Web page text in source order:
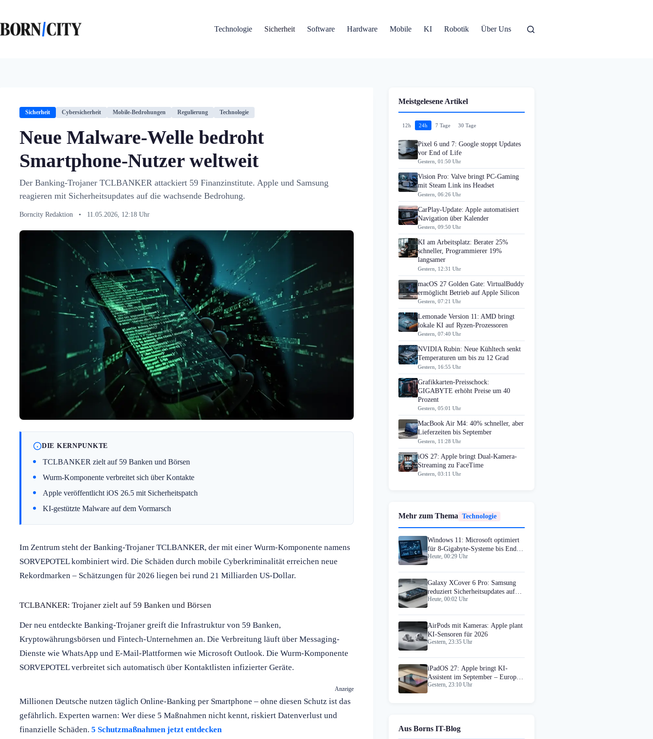
springen
Technologie
Sicherheit Software Hardware Mobile KI Robotik Über Uns
Sicherheit Cybersicherheit Mobile-Bedrohungen Regulierung Technologie
Neue Malware-Welle bedroht
Smartphone-Nutzer weltweit
Der Banking-Trojaner TCLBANKER attackiert 59 Finanzinstitute. Apple und Samsung
reagieren mit Sicherheitsupdates auf die wachsende Bedrohung.
Borncity Redaktion • 11.05.2026, 12:18 Uhr
DIE KERNPUNKTE
TCLBANKER zielt auf 59 Banken und Börsen
Wurm-Komponente verbreitet sich über Kontakte
Apple veröffentlicht iOS 26.5 mit Sicherheitspatch
KI-gestützte Malware auf dem Vormarsch
Im Zentrum steht der Banking-Trojaner TCLBANKER, der mit einer Wurm-Komponente namens
SORVEPOTEL kombiniert wird. Die Schäden durch mobile Cyberkriminalität erreichen neue
Rekordmarken – Schätzungen für 2026 liegen bei rund 21 Milliarden US-Dollar.
TCLBANKER: Trojaner zielt auf 59 Banken und Börsen
Der neu entdeckte Banking-Trojaner greift die Infrastruktur von 59 Banken,
Kryptowährungsbörsen und Fintech-Unternehmen an. Die Verbreitung läuft über Messaging-
Dienste wie WhatsApp und E-Mail-Plattformen wie Microsoft Outlook. Die Wurm-Komponente
SORVEPOTEL verbreitet sich automatisch über Kontaktlisten infizierter Geräte.
Anzeige
Millionen Deutsche nutzen täglich Online-Banking per Smartphone – ohne diesen Schutz ist das
gefährlich. Experten warnen: Wer diese 5 Maßnahmen nicht kennt, riskiert Datenverlust und
finanzielle Schäden. 5 Schutzmaßnahmen jetzt entdecken
Meistgelesene Artikel
12h 24h 7 Tage 30 Tage
Pixel 6 und 7: Google stoppt Updates
vor End of Life
Gestern, 01:50 Uhr
Vision Pro: Valve bringt PC-Gaming
mit Steam Link ins Headset
Gestern, 06:26 Uhr
CarPlay-Update: Apple automatisiert
Navigation über Kalender
Gestern, 09:50 Uhr
KI am Arbeitsplatz: Berater 25%
schneller, Programmierer 19%
langsamer
Gestern, 12:31 Uhr
macOS 27 Golden Gate: VirtualBuddy
ermöglicht Betrieb auf Apple Silicon
Gestern, 07:21 Uhr
Lemonade Version 11: AMD bringt
lokale KI auf Ryzen-Prozessoren
Gestern, 07:40 Uhr
NVIDIA Rubin: Neue Kühltech senkt
Temperaturen um bis zu 12 Grad
Gestern, 16:55 Uhr
Grafikkarten-Preisschock:
GIGABYTE erhöht Preise um 40
Prozent
Gestern, 05:01 Uhr
MacBook Air M4: 40% schneller, aber
Lieferzeiten bis September
Gestern, 11:28 Uhr
iOS 27: Apple bringt Dual-Kamera-
Streaming zu FaceTime
Gestern, 03:11 Uhr
Mehr zum Thema Technologie
Windows 11: Microsoft optimiert
für 8-Gigabyte-Systeme bis Ende
2026
Heute, 00:29 Uhr
Galaxy XCover 6 Pro: Samsung
reduziert Sicherheitsupdates auf
vierteljährlich
Heute, 00:02 Uhr
AirPods mit Kameras: Apple plant
KI-Sensoren für 2026
Gestern, 23:35 Uhr
iPadOS 27: Apple bringt KI-
Assistent im September – Europa
ausgenommen
Gestern, 23:10 Uhr
Aus Borns IT-Blog